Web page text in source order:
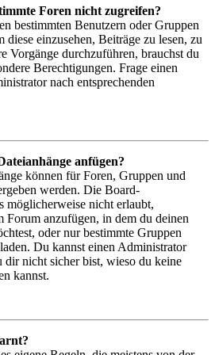
Foren nicht zugreifen?
bestimmten Benutzern oder Gruppen
diese einzusehen, Beiträge zu lesen, zu
Vorgänge durchzuführen, brauchst du
Berechtigungen. Frage einen
nach entsprechenden
anfügen?
können für Foren, Gruppen und
werden. Die Board-
möglicherweise nicht erlaubt,
Forum anzufügen, in dem du deinen
oder nur bestimmte Gruppen
Du kannst einen Administrator
dir nicht sicher bist, wieso du keine
kannst.